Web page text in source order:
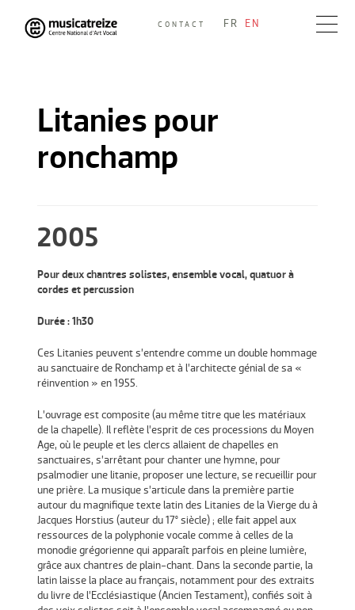
Skip
to
CONTACT FR EN
Litanies pour
ronchamp
2005
Pour deux chantres solistes, ensemble vocal, quatuor à
cordes et percussion
Durée : 1h30
Ces Litanies peuvent s’entendre comme un double hommage
au sanctuaire de Ronchamp et à l’architecte génial de sa «
réinvention » en 1955.
L’ouvrage est composite (au même titre que les matériaux
de la chapelle). Il reflète l’esprit de ces processions du Moyen
Age, où le peuple et les clercs allaient de chapelles en
sanctuaires, s’arrêtant pour chanter une hymne, pour
psalmodier une litanie, proposer une lecture, se recueillir pour
une prière. La musique s’articule dans la première partie
autour du magnifique texte latin des Litanies de la Vierge du à
Jacques Horstius (auteur du 17° siècle) ; elle fait appel aux
ressources de la polyphonie vocale comme à celles de la
monodie grégorienne qui apparaît parfois en pleine lumière,
grâce aux chantres de plain-chant. Dans la seconde partie, la
latin laisse la place au français, notamment pour des extraits
du livre de l’Ecclésiastique (Ancien Testament), confiés soit à